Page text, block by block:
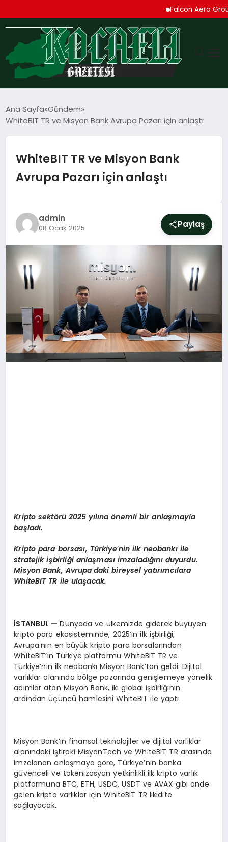
Falcon Aero Group,
EKONOMI
SPOR
SIYASET
YAŞAM
DÜNYA
SAĞLIK
EĞITIM
Ana Sayfa Gündem
WhiteBIT TR ve Misyon Bank Avrupa Pazarı için anlaştı
WhiteBIT TR ve Misyon Bank
Avrupa Pazarı için anlaştı
admin
08 Ocak 2025 Paylaş
Kripto sektörü 2025 yılınaönemli bir anlaşmayla
başladı.
Kripto para borsası, Türkiye’nin ilk neobankı ile
stratejik işbirliği anlaşması imzaladığını duyurdu.
Misyon Bank, Avrupa’daki bireysel yatırımcılara
WhiteBIT TR ile ulaşacak.
İSTANBUL —Dünyada ve ülkemizde giderek büyüyen
kripto para ekosisteminde, 2025’in ilk işbirliği,
Avrupa’nın en büyük kripto para borsalarından
WhiteBIT’in Türkiye platformu WhiteBIT TR ve
Türkiye’nin ilk neobankı Misyon Bank’tan geldi. Dijital
varlıklar alanında bölge pazarında genişlemeye yönelik
adımlar atan Misyon Bank, iki global işbirliğinin
ardından üçüncü hamlesini WhiteBIT ile yaptı.
Misyon Bank’ın finansal teknolojiler ve dijital varlıklar
alanındaki iştiraki MisyonTech ve WhiteBIT TR arasında
imzalanan anlaşmaya göre, Türkiye’nin banka
güvenceli ve tokenizasyon yetkinlikli ilk kripto varlık
platformuna BTC, ETH, USDC, USDT ve AVAX gibi önde
gelen kripto varlıklar için WhiteBIT TR likidite
sağlayacak.